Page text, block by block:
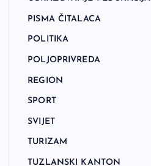
PISMA ČITALACA
POLITIKA
POLJOPRIVREDA
REGION
SPORT
SVIJET
TURIZAM
TUZLANSKI KANTON